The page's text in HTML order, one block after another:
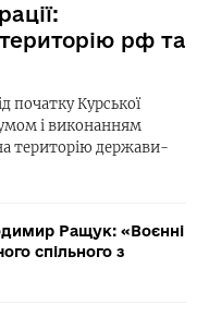
рф та
початку Курської
і виконанням
територію держави-
Ращук: «Воєнні
спільного з